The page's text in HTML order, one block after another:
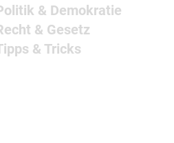
& Demokratie
& Gesetz
& Tricks